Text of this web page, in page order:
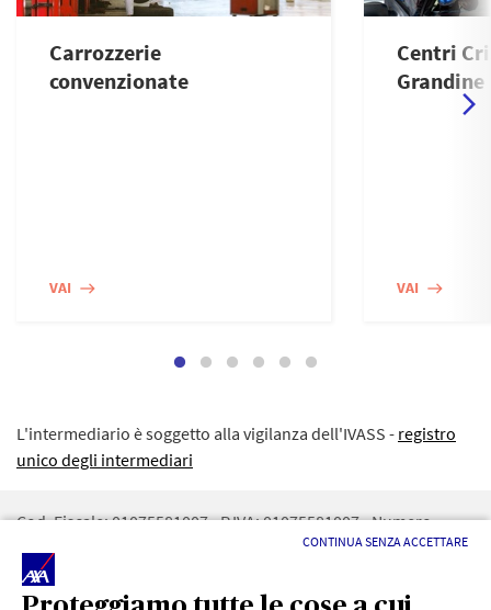
CONTINUA SENZA ACCETTARE
Carrozzerie
convenzionate
VAI east
Centri
Grandine
VAI east
L'intermediario è soggetto alla vigilanza dell'IVASS - registro
unico degli intermediari
Cod. Fiscale: 01075581007 - P.IVA: 01075581007 - Numero
iscrizione REA: 480061 - RUI: A000080804 - CAPITALE SOCIALE:
5.200€ - Numero iscrizione registro imprese di RM :
01075581007 - PEC:DIPPOLITOSAS@PEC.IT